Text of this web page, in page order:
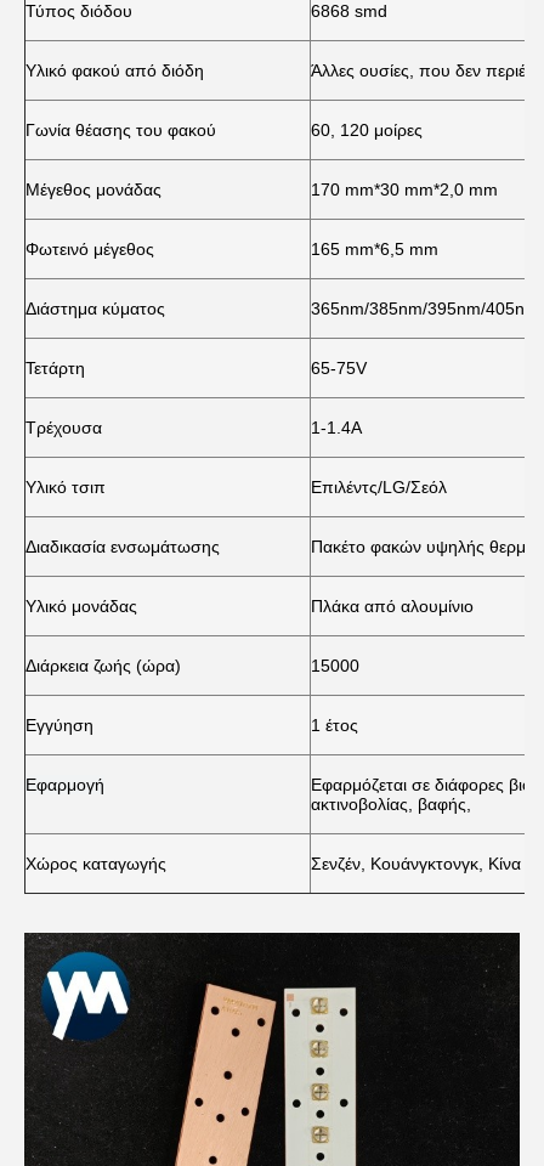
Τύπος διόδου 6868 smd
Υλικό φακού από διόδη Άλλες ουσίες, που δεν
Γωνία θέασης του φακού 60, 120 μοίρες
Μέγεθος μονάδας 170 mm*30 mm*2,0 mm
Φωτεινό μέγεθος 165 mm*6,5 mm
Διάστημα κύματος 365nm/385nm/395nm/405nm
Τετάρτη 65-75V
Τρέχουσα 1-1.4Α
Υλικό τσιπ Επιλέντς/LG/Σεόλ
Διαδικασία ενσωμάτωσης Πακέτο φακών υψηλής
Υλικό μονάδας Πλάκα από αλουμίνιο
Διάρκεια ζωής (ώρα) 15000
Εγγύηση 1 έτος
Εφαρμογή
Εφαρμόζεται σε διάφορες
ακτινοβολίας, βαφής,
Χώρος καταγωγής Σενζέν, Κουάνγκτονγκ, Κίνα